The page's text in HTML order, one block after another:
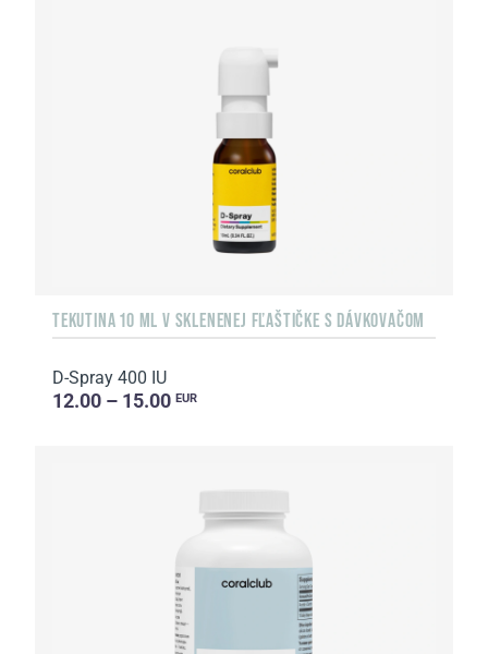
TEKUTINA 10 ML V SKLENENEJ FĽAŠTIČKE S DÁVKOVAČOM
D-Spray 400 IU
12.00 – 15.00 EUR